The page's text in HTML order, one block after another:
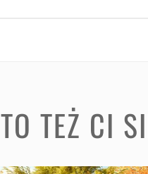
TO TEŻ CI